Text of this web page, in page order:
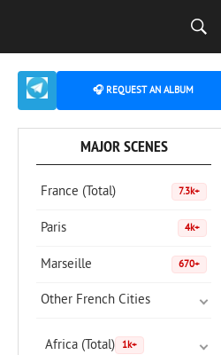
🎧 REQUEST AN ALBUM
MAJOR SCENES
France (Total) 7.3k+
Paris 4k+
Marseille 670+
Other French Cities
Africa (Total) 1k+